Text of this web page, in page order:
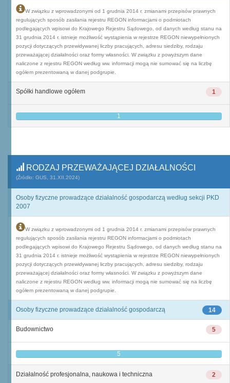
W związku z wprowadzonymi od 1 grudnia 2014 r. zmianami przepisów prawnych
regulujących sposób zasilania rejestru REGON informacjami o podmiotach
podlegających wpisowi do Krajowego Rejestru Sądowego, od danych według stanu na
31 grudnia 2014 r. istnieje możliwość wystąpienia w rejestrze REGON niewypełnionych
pozycji dotyczących przewidywanej liczby pracujących, adresu siedziby, rodzaju
przeważającej działalności oraz formy własności. W związku z powyższym dane
naliczone z rejestru REGON według ww. informacji mogą nie sumować się na liczbę
ogółem prezentowaną w danej podgrupie.
1
Spółki handlowe ogółem
1
RODZAJ PRZEWAŻAJĄCEJ DZIAŁALNOŚCI
(Źródło: GUS, 31.XII.2024)
Osoby fizyczne prowadzące działalność gospodarczą według sekcji PKD
2007
W związku z wprowadzonymi od 1 grudnia 2014 r. zmianami przepisów prawnych
regulujących sposób zasilania rejestru REGON informacjami o podmiotach
podlegających wpisowi do Krajowego Rejestru Sądowego, od danych według stanu na
31 grudnia 2014 r. istnieje możliwość wystąpienia w rejestrze REGON niewypełnionych
pozycji dotyczących przewidywanej liczby pracujących, adresu siedziby, rodzaju
przeważającej działalności oraz formy własności. W związku z powyższym dane
naliczone z rejestru REGON według ww. informacji mogą nie sumować się na liczbę
ogółem prezentowaną w danej podgrupie.
14
Osoby fizyczne prowadzące działalność gospodarczą
5
Budownictwo
5
2
Działalność profesjonalna, naukowa i techniczna